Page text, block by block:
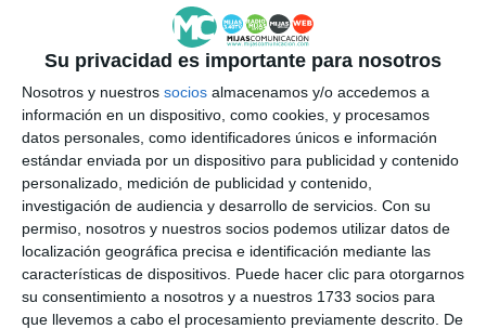
Su privacidad es importante para nosotros
Nosotros y nuestros socios almacenamos y/o accedemos a
información en un dispositivo, como cookies, y procesamos
datos personales, como identificadores únicos e información
estándar enviada por un dispositivo para publicidad y contenido
personalizado, medición de publicidad y contenido,
investigación de audiencia y desarrollo de servicios. Con su
permiso, nosotros y nuestros socios podemos utilizar datos de
localización geográfica precisa e identificación mediante las
características de dispositivos. Puede hacer clic para otorgarnos
su consentimiento a nosotros y a nuestros 1733 socios para
que llevemos a cabo el procesamiento previamente descrito. De